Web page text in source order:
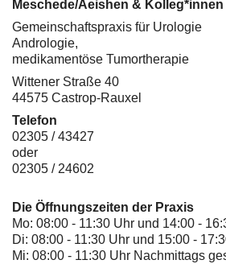
Meschede/Aeishen & Kolleg*innen
Gemeinschaftspraxis für Urologie
Andrologie,
medikamentöse Tumortherapie
Wittener Straße 40
44575 Castrop-Rauxel
Telefon
02305 / 43427
oder
02305 / 24602
Die Öffnungszeiten der Praxis
Mo: 08:00 - 11:30 Uhr und 14:00 -
Di: 08:00 - 11:30 Uhr und 15:00 -
Mi: 08:00 - 11:30 Uhr Nachmittags